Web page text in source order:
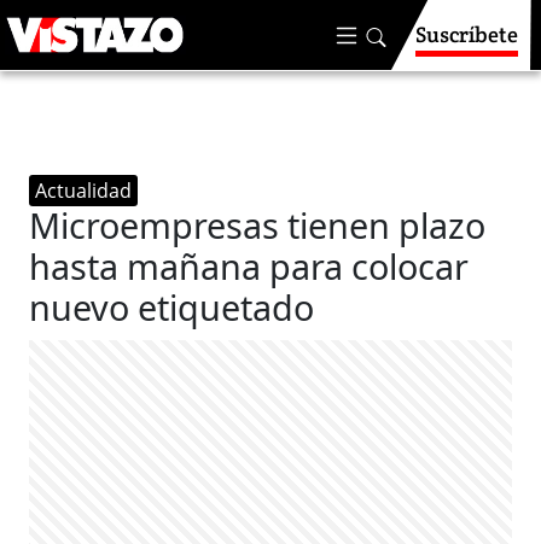
Suscríbete
Actualidad
Microempresas tienen plazo
hasta mañana para colocar
nuevo etiquetado